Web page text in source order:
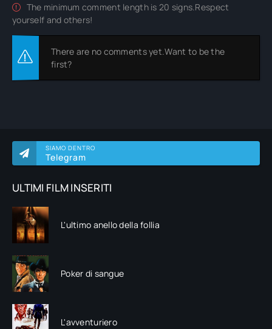
SIAMO DENTRO
Telegram
ULTIMI FILM INSERITI
L'ultimo anello della follia
Poker di sangue
L'avventuriero
The minimum comment length is 20 signs.Respect
yourself and others!
There are no comments yet.Want to be the
first?